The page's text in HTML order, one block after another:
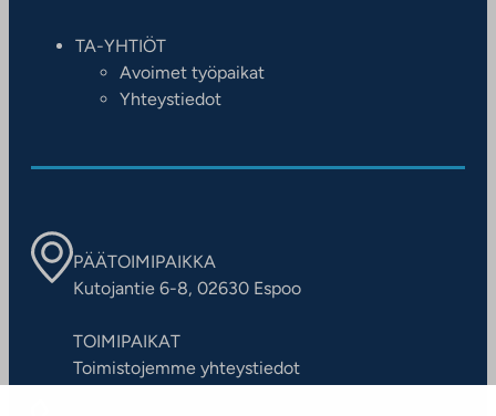
TA-YHTIÖT
Avoimet työpaikat
Yhteystiedot
PÄÄTOIMIPAIKKA
Kutojantie 6-8, 02630 Espoo
TOIMIPAIKAT
Toimistojemme yhteystiedot